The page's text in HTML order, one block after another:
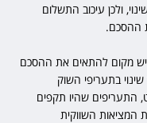
ולכן עיכוב התשלום
ההסכם.
מקום להתאים את ההסכם
בתעריפי השוק
התעריפים שהיו תקפים
המציאות השווקית